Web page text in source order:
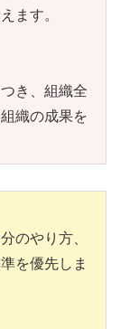
ます。
き、組織全
織の成果を
のやり方、
を優先しま